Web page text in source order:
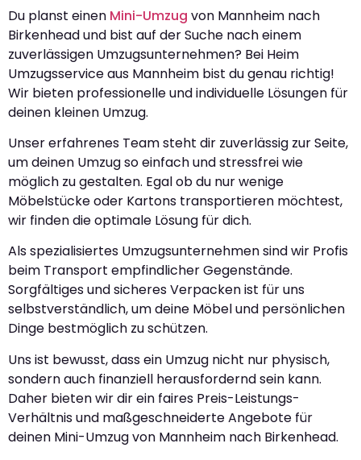
Du planst einen Mini-Umzug von Mannheim nach
Birkenhead und bist auf der Suche nach einem
zuverlässigen Umzugsunternehmen? Bei Heim
Umzugsservice aus Mannheim bist du genau richtig!
Wir bieten professionelle und individuelle Lösungen für
deinen kleinen Umzug.
Unser erfahrenes Team steht dir zuverlässig zur Seite,
um deinen Umzug so einfach und stressfrei wie
möglich zu gestalten. Egal ob du nur wenige
Möbelstücke oder Kartons transportieren möchtest,
wir finden die optimale Lösung für dich.
Als spezialisiertes Umzugsunternehmen sind wir Profis
beim Transport empfindlicher Gegenstände.
Sorgfältiges und sicheres Verpacken ist für uns
selbstverständlich, um deine Möbel und persönlichen
Dinge bestmöglich zu schützen.
Uns ist bewusst, dass ein Umzug nicht nur physisch,
sondern auch finanziell herausfordernd sein kann.
Daher bieten wir dir ein faires Preis-Leistungs-
Verhältnis und maßgeschneiderte Angebote für
deinen Mini-Umzug von Mannheim nach Birkenhead.